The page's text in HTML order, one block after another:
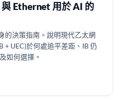
Ethernet 用於 AI 的
的決策指南。說明現代乙太網
+ UEC)於何處追平差距、IB 仍
如何選擇。